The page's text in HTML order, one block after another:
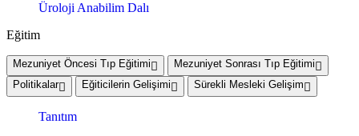
Üroloji Anabilim Dalı
Eğitim
Mezuniyet Öncesi Tıp Eğitimi
Mezuniyet Sonrası Tıp Eğitimi
Politikalar
Eğiticilerin Gelişimi Sürekli Mesleki Gelişim
Tanıtım